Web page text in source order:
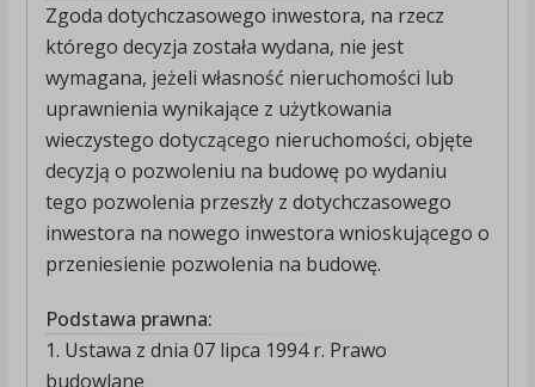
Zgoda dotychczasowego inwestora, na rzecz
którego decyzja została wydana, nie jest
wymagana, jeżeli własność nieruchomości lub
uprawnienia wynikające z użytkowania
wieczystego dotyczącego nieruchomości, objęte
decyzją o pozwoleniu na budowę po wydaniu
tego pozwolenia przeszły z dotychczasowego
inwestora na nowego inwestora wnioskującego o
przeniesienie pozwolenia na budowę.
Podstawa prawna:
1. Ustawa z dnia 07 lipca 1994 r. Prawo
budowlane